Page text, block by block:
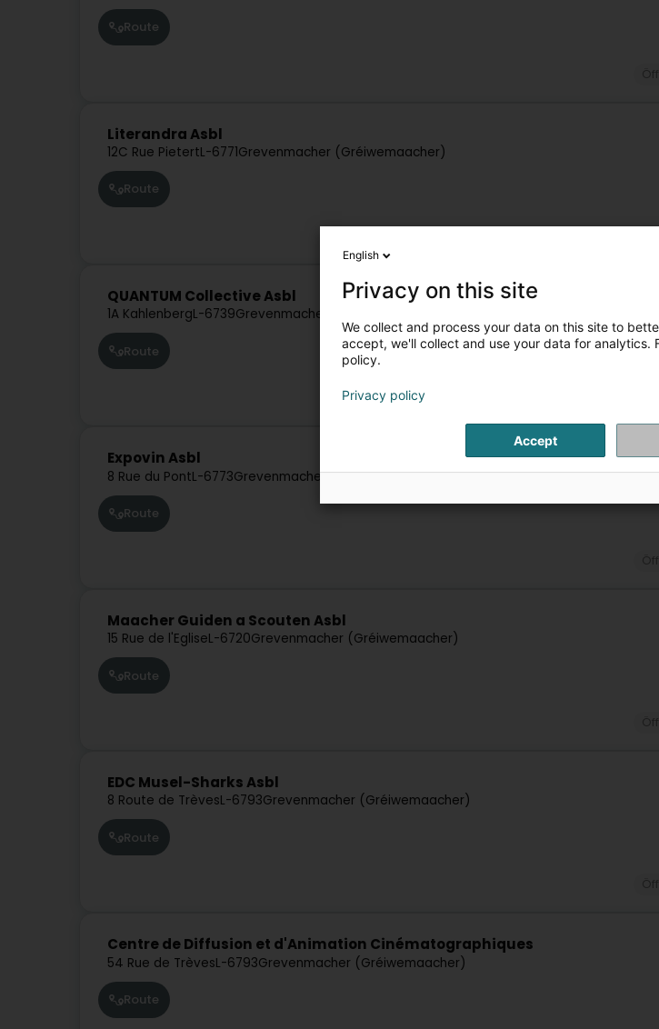
Route
Literandra Asbl
12C Rue PietertL-6771Grevenmacher (Gréiwemaacher)
Route
QUANTUM Collective Asbl
1A KahlenbergL-6739Grevenmacher (Gréiwemaacher)
Route
Expovin Asbl
8 Rue du PontL-6773Grevenmacher (Gréiwemaacher)
Route
Maacher Guiden a Scouten Asbl
15 Rue de l'EgliseL-6720Grevenmacher (Gréiwemaacher)
Route
EDC Musel-Sharks Asbl
8 Route de TrèvesL-6793Grevenmacher (Gréiwemaacher)
Route
Centre de Diffusion et d'Animation Cinématographiques
54 Rue de TrèvesL-6793Grevenmacher (Gréiwemaacher)
Route
English
Privacy on this site
We collect and process your data on this site to
accept, we'll collect and use your data for analytics.
policy.
Privacy policy
Accept